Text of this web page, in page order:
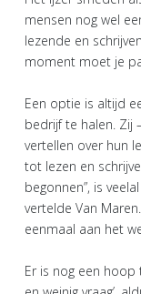
mensen nog wel
lezende en
moment moet je
Een optie is altijd
bedrijf te halen. Zij
vertellen over hun
tot lezen en
begonnen”, is
vertelde Van
eenmaal aan het
Er is nog een hoop